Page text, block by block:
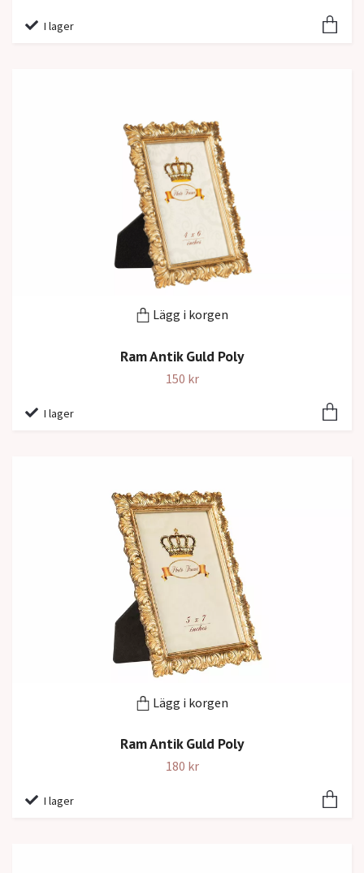
I lager
Lägg i korgen
Ram Antik Guld Poly
150 kr
I lager
Lägg i korgen
Ram Antik Guld Poly
180 kr
I lager